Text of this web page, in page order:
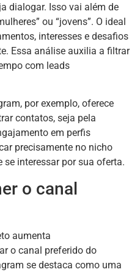
dialogar. Isso vai além de
ou “jovens”. O ideal
interesses e desafios
Essa análise auxilia a filtrar
com leads
por exemplo, oferece
contatos, seja pela
em perfis
precisamente no nicho
interessar por sua oferta.
o canal
aumenta
o canal preferido do
se destaca como uma